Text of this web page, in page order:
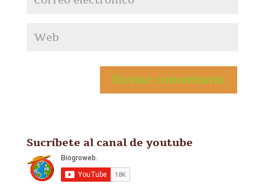
Sucríbete al canal de youtube